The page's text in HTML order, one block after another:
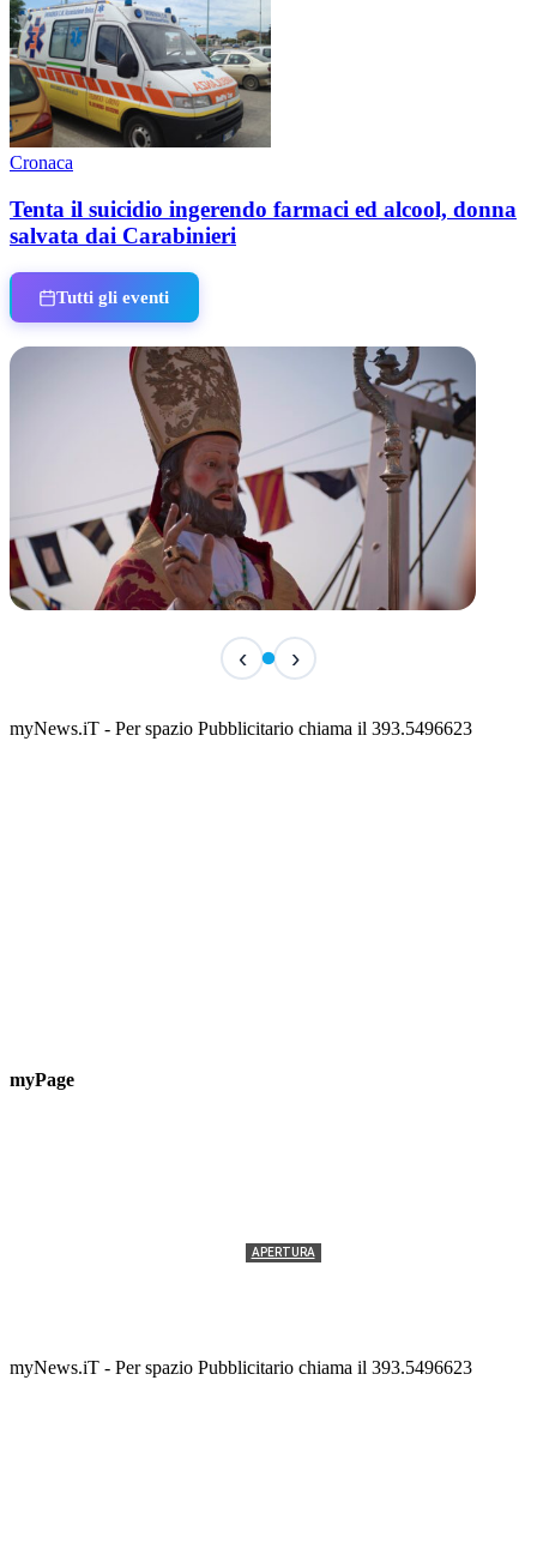
Cronaca
Tenta il suicidio ingerendo farmaci ed alcool, donna
salvata dai Carabinieri
Tutti gli eventi
San Basso 2026 - il programma delle feste
‹ ›
myNews.iT - Per spazio Pubblicitario chiama il 393.5496623
myPage
APERTURA
myNews.iT - Per spazio Pubblicitario chiama il 393.5496623